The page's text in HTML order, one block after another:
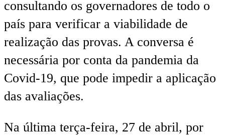
consultando os governadores de todo o
país para verificar a viabilidade de
realização das provas. A conversa é
necessária por conta da pandemia da
Covid-19, que pode impedir a aplicação
das avaliações.
Na última terça-feira, 27 de abril, por